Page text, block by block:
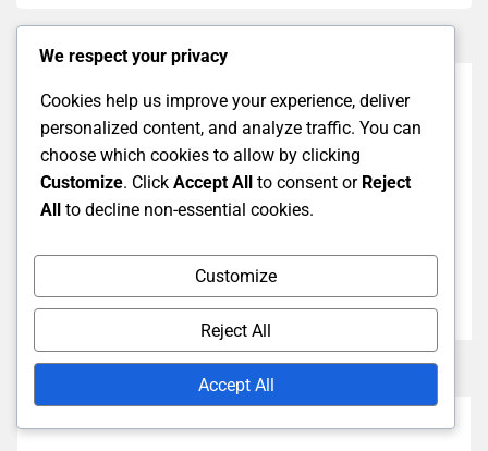
Previous Post
Szacunek dla Sędziów dla Nowych Graczy w
Badmintona: Zrozumienie autorytetu, Komunikacja z
sędziami, Przestrzeganie zasad
Drop Shot: Szczegóły techniki, Oszustwo, Strategie
umiejscowienia dla nowych graczy
We respect your privacy
Cookies help us improve your experience, deliver
personalized content, and analyze traffic. You can
choose which cookies to allow by clicking
Customize. Click Accept All to consent or Reject
All to decline non-essential cookies.
Customize
Reject All
Accept All